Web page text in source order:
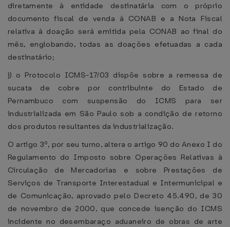
diretamente à entidade destinatária com o próprio
documento fiscal de venda à CONAB e a Nota Fiscal
relativa à doação será emitida pela CONAB ao final do
mês, englobando, todas as doações efetuadas a cada
destinatário;
j) o Protocolo ICMS-17/03 dispõe sobre a remessa de
sucata de cobre por contribuinte do Estado de
Pernambuco com suspensão do ICMS para ser
industrializada em São Paulo sob a condição de retorno
dos produtos resultantes da industrialização.
O artigo 3º, por seu turno, altera o artigo 90 do Anexo I do
Regulamento do Imposto sobre Operações Relativas à
Circulação de Mercadorias e sobre Prestações de
Serviços de Transporte Interestadual e Intermunicipal e
de Comunicação, aprovado pelo Decreto 45.490, de 30
de novembro de 2000, que concede isenção do ICMS
incidente no desembaraço aduaneiro de obras de arte